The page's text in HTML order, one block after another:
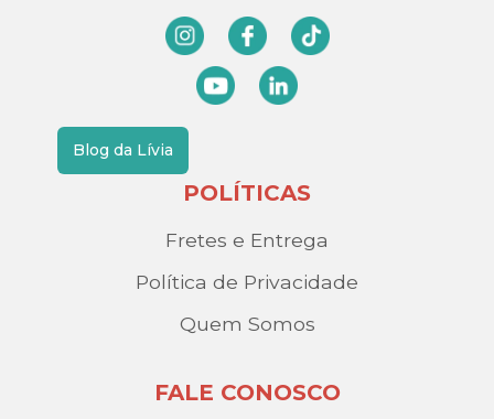
Blog da Lívia
POLÍTICAS
Fretes e Entrega
Política de Privacidade
Quem Somos
FALE CONOSCO